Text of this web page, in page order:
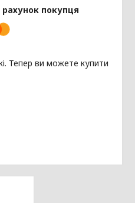
рахунок покупця
Тепер ви можете купити